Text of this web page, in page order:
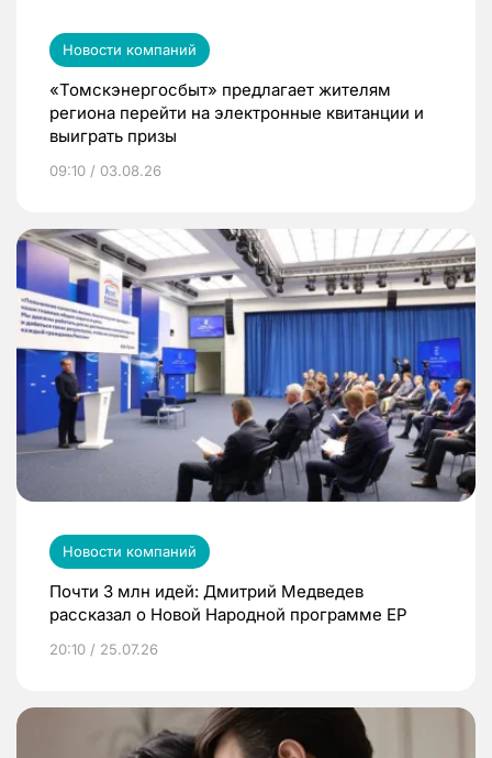
Новости компаний
«Томскэнергосбыт» предлагает жителям
региона перейти на электронные квитанции и
выиграть призы
09:10 / 03.08.26
Новости компаний
Почти 3 млн идей: Дмитрий Медведев
рассказал о Новой Народной программе ЕР
20:10 / 25.07.26